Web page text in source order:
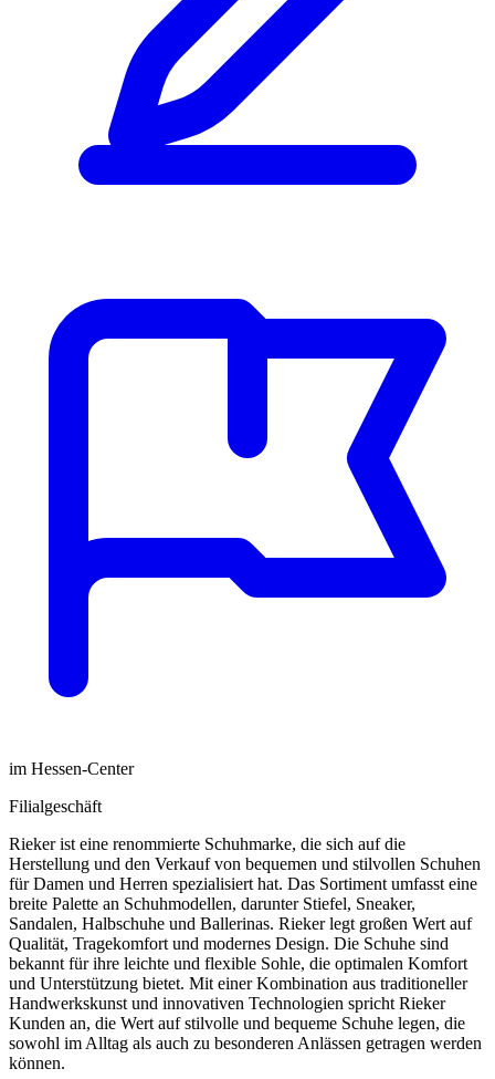
im Hessen-Center
Filialgeschäft
Rieker ist eine renommierte Schuhmarke, die sich auf die
Herstellung und den Verkauf von bequemen und stilvollen Schuhen
für Damen und Herren spezialisiert hat. Das Sortiment umfasst eine
breite Palette an Schuhmodellen, darunter Stiefel, Sneaker,
Sandalen, Halbschuhe und Ballerinas. Rieker legt großen Wert auf
Qualität, Tragekomfort und modernes Design. Die Schuhe sind
bekannt für ihre leichte und flexible Sohle, die optimalen Komfort
und Unterstützung bietet. Mit einer Kombination aus traditioneller
Handwerkskunst und innovativen Technologien spricht Rieker
Kunden an, die Wert auf stilvolle und bequeme Schuhe legen, die
sowohl im Alltag als auch zu besonderen Anlässen getragen werden
können.